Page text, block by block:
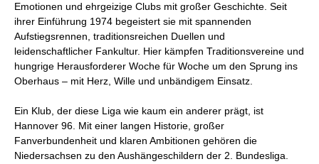
Emotionen und ehrgeizige Clubs mit großer Geschichte. Seit
ihrer Einführung 1974 begeistert sie mit spannenden
Aufstiegsrennen, traditionsreichen Duellen und
leidenschaftlicher Fankultur. Hier kämpfen Traditionsvereine und
hungrige Herausforderer Woche für Woche um den Sprung ins
Oberhaus – mit Herz, Wille und unbändigem Einsatz.
Ein Klub, der diese Liga wie kaum ein anderer prägt, ist
Hannover 96. Mit einer langen Historie, großer
Fanverbundenheit und klaren Ambitionen gehören die
Niedersachsen zu den Aushängeschildern der 2. Bundesliga.